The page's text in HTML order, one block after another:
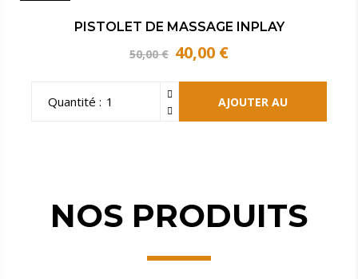
PISTOLET DE MASSAGE INPLAY
50,00€
était :
50,00 €.
40,00 €
40,00 €.Quantité : AJOUTER AU
NOS PRODUITS